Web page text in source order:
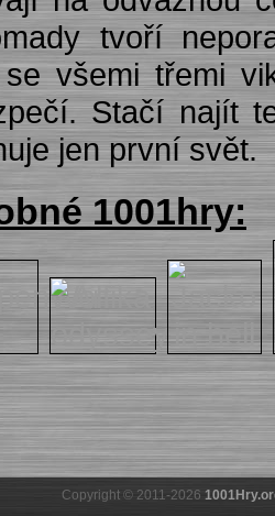
tvoří
všemi třemi
Stačí najít
jen první svět.
1001hry:
Copyright © 2011-2026